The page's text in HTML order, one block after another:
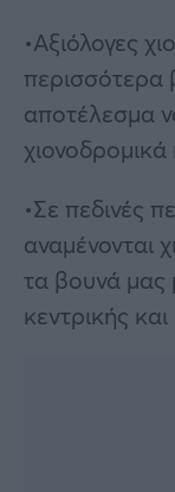
•Αξιόλογες
αποτέλεσμα
•Σε πεδινές
αναμένονται
τα βουνά μας
κεντρικής